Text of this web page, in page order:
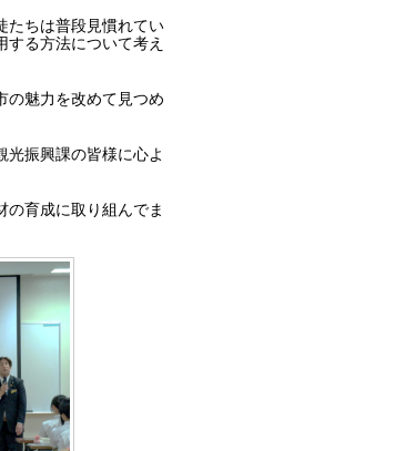
たちは普段見慣れてい
る方法について考え
の魅力を改めて見つめ
振興課の皆様に心よ
育成に取り組んでま